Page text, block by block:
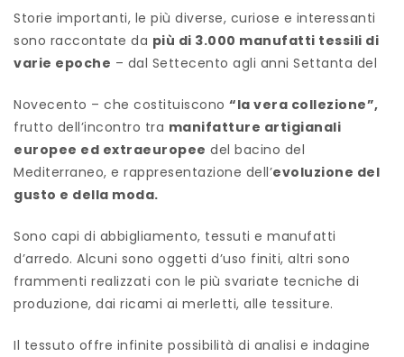
Storie importanti, le più diverse, curiose e interessanti
sono raccontate da più di 3.000 manufatti tessili di
varie epoche – dal Settecento agli anni Settanta del
Novecento – che costituiscono “la vera collezione”,
frutto dell’incontro tra manifatture artigianali
europee ed extraeuropee del bacino del
Mediterraneo, e rappresentazione dell’evoluzione del
gusto e della moda.
Sono capi di abbigliamento, tessuti e manufatti
d’arredo. Alcuni sono oggetti d’uso finiti, altri sono
frammenti realizzati con le più svariate tecniche di
produzione, dai ricami ai merletti, alle tessiture.
Il tessuto offre infinite possibilità di analisi e indagine